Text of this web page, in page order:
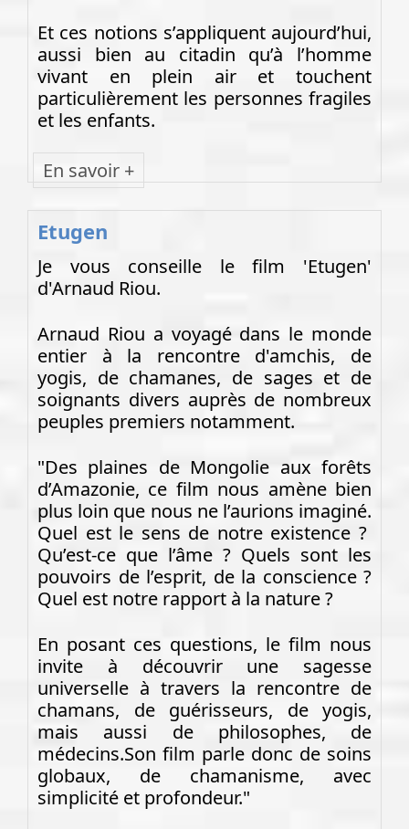
Et ces notions s’appliquent aujourd’hui,
aussi bien au citadin qu’à l’homme
vivant en plein air et touchent
particulièrement les personnes fragiles
et les enfants.
En savoir +
Etugen
Je vous conseille le film 'Etugen'
d'Arnaud Riou.
Arnaud Riou a voyagé dans le monde
entier à la rencontre d'amchis, de
yogis, de chamanes, de sages et de
soignants divers auprès de nombreux
peuples premiers notamment.
"Des plaines de Mongolie aux forêts
d’Amazonie, ce film nous amène bien
plus loin que nous ne l’aurions imaginé.
Quel est le sens de notre existence ?
Qu’est-ce que l’âme ? Quels sont les
pouvoirs de l’esprit, de la conscience ?
Quel est notre rapport à la nature ?
En posant ces questions, le film nous
invite à découvrir une sagesse
universelle à travers la rencontre de
chamans, de guérisseurs, de yogis,
mais aussi de philosophes, de
médecins.Son film parle donc de soins
globaux, de chamanisme, avec
simplicité et profondeur."